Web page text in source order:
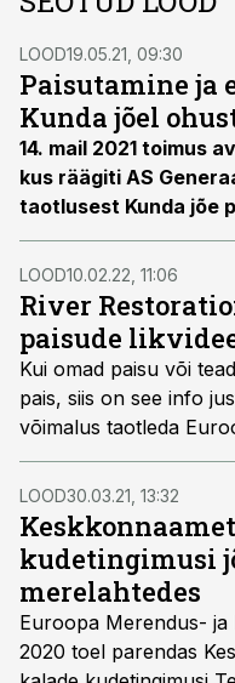
LOOD19.05.21, 09:30
Paisutamine ja
Kunda jõel
14. mail 2021 toimus
kus räägiti AS
taotlusest Kunda jõe
hüdroelektrijaama
Kunda jõgi on Põhja-
potentsiaaliga
siirdekaladele
ligikaudu kaks
Keskkonnaamet ei
anda, kuna see
tähtsusega lõheliste
eesmärkide
LOOD10.02.22, 11:06
River
paisude
Kui omad paisu või
pais, siis on see info
võimalus taotleda
likvideerimiseks ning
paisude eemaldamise.
teostamiseks ei pea
kui oma soovist e-
andma. Proovime
LOOD30.03.21, 13:32
kudetingimusi
merelahtedes
Euroopa Merendus- ja
2020 toel parendas